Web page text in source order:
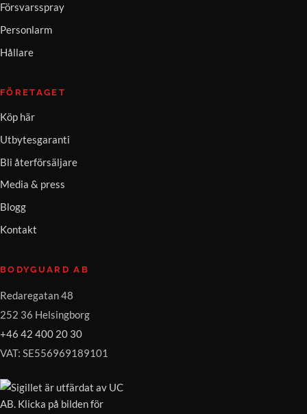
Försvarsspray
Personlarm
Hållare
FÖRETAGET
Köp här
Utbytesgaranti
Bli återförsäljare
Media & press
Blogg
Kontakt
BODYGUARD AB
Redaregatan 48
252 36 Helsingborg
+46 42 400 20 30
VAT: SE556969189101